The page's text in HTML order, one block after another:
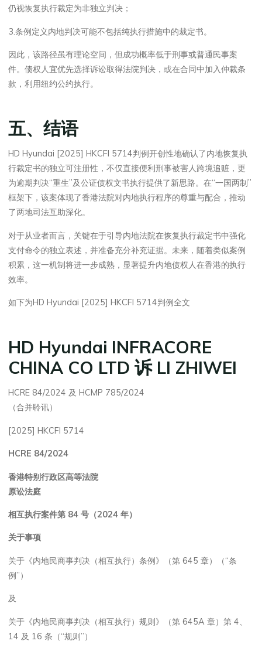
仍视恢复执行裁定为非独立判决；
3.条例定义内地判决可能不包括纯执行措施中的裁定书。
因此，该路径虽有理论空间，但成功概率低于刑事或普通民事案
件。债权人宜优先选择诉讼取得法院判决，或在合同中加入仲裁条
款，利用纽约公约执行。
五、结语
HD Hyundai [2025] HKCFI 5714判例开创性地确认了内地恢复执
行裁定书的独立可注册性，不仅直接便利刑事被害人跨境追赃，更
为逾期判决“重生”及公证债权文书执行提供了新思路。在“一国两制”
框架下，该案体现了香港法院对内地执行程序的尊重与配合，推动
了两地司法互助深化。
对于从业者而言，关键在于引导内地法院在恢复执行裁定书中强化
支付命令的独立表述，并准备充分补充证据。未来，随着类似案例
积累，这一机制将进一步成熟，显著提升内地债权人在香港的执行
效率。
如下为HD Hyundai [2025] HKCFI 5714判例全文
HD Hyundai INFRACORE
CHINA CO LTD诉 LI ZHIWEI
HCRE 84/2024 及 HCMP 785/2024
（合并聆讯）
[2025] HKCFI 5714
HCRE 84/2024
香港特别行政区高等法院
原讼法庭
相互执行案件第 84号（2024年）
关于事项
关于《内地民商事判决（相互执行）条例》（第 645 章）（“条
例”）
及
关于《内地民商事判决（相互执行）规则》（第 645A 章）第 4、
14 及 16 条（“规则”）